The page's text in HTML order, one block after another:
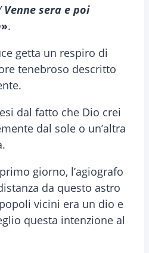
Venne sera e poi
».
getta un respiro di
tenebroso descritto
dal fatto che Dio crei
dal sole o un’altra
giorno, l’agiografo
da questo astro
vicini era un dio e
questa intenzione al